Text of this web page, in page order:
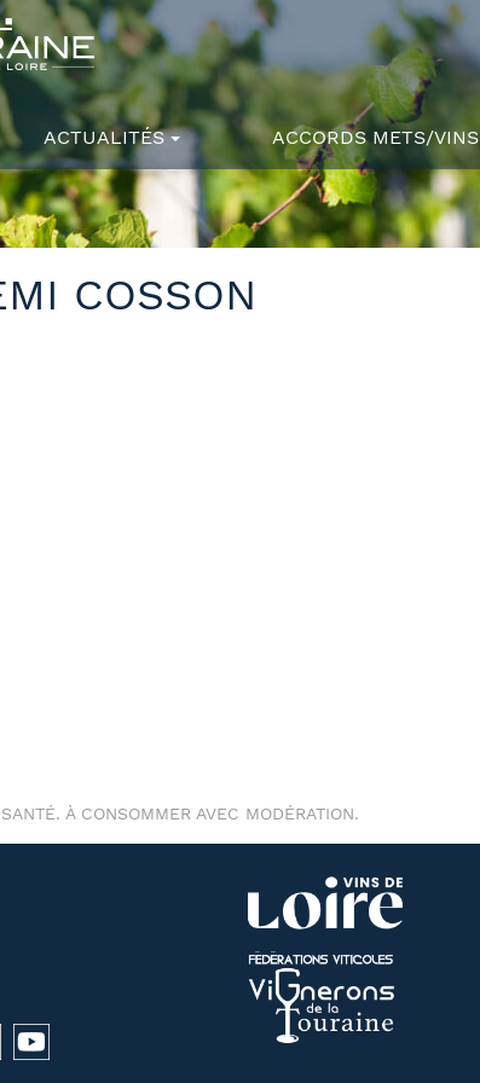
ACTUALITÉS ACCORDS METS/VINS
COSSON
À CONSOMMER AVEC MODÉRATION.